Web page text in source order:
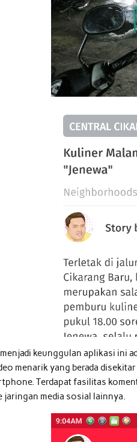
keunggulan aplikasi ini
menarik yang berada
Terdapat fasilitas
jaringan media sosial lainnya.